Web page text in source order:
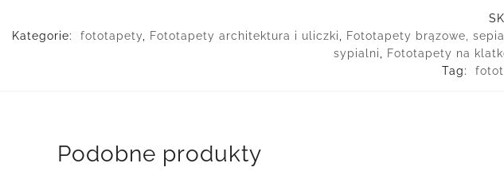
Kategorie:
fototapety, Fototapety architektura i uliczki, Fototapety brązowe, sepia
sypialni, Fototapety na
Tag:
Podobne produkty